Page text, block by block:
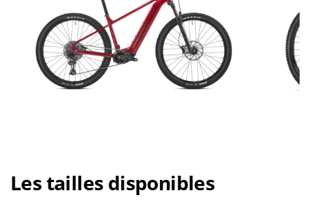
Les tailles disponibles